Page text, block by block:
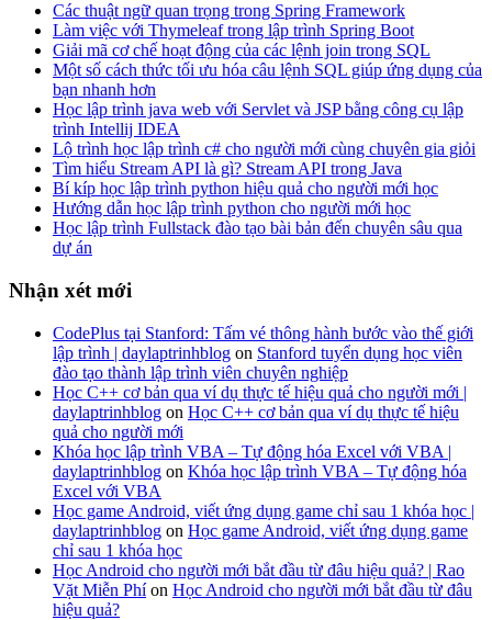
Các thuật ngữ quan trọng trong Spring Framework
Làm việc với Thymeleaf trong lập trình Spring Boot
Giải mã cơ chế hoạt động của các lệnh join trong SQL
Một số cách thức tối ưu hóa câu lệnh SQL giúp ứng dụng của
bạn nhanh hơn
Học lập trình java web với Servlet và JSP bằng công cụ lập
trình Intellij IDEA
Lộ trình học lập trình c# cho người mới cùng chuyên gia giỏi
Tìm hiểu Stream API là gì? Stream API trong Java
Bí kíp học lập trình python hiệu quả cho người mới học
Hướng dẫn học lập trình python cho người mới học
Học lập trình Fullstack đào tạo bài bản đến chuyên sâu qua
dự án
Nhận xét mới
CodePlus tại Stanford: Tấm vé thông hành bước vào thế giới
lập trình | daylaptrinhblog on Stanford tuyển dụng học viên
đào tạo thành lập trình viên chuyên nghiệp
Học C++ cơ bản qua ví dụ thực tế hiệu quả cho người mới |
daylaptrinhblog on Học C++ cơ bản qua ví dụ thực tế hiệu
quả cho người mới
Khóa học lập trình VBA – Tự động hóa Excel với VBA |
daylaptrinhblog on Khóa học lập trình VBA – Tự động hóa
Excel với VBA
Học game Android, viết ứng dụng game chỉ sau 1 khóa học |
daylaptrinhblog on Học game Android, viết ứng dụng game
chỉ sau 1 khóa học
Học Android cho người mới bắt đầu từ đâu hiệu quả? | Rao
Vặt Miễn Phíon Học Android cho người mới bắt đầu từ đâu
hiệu quả?